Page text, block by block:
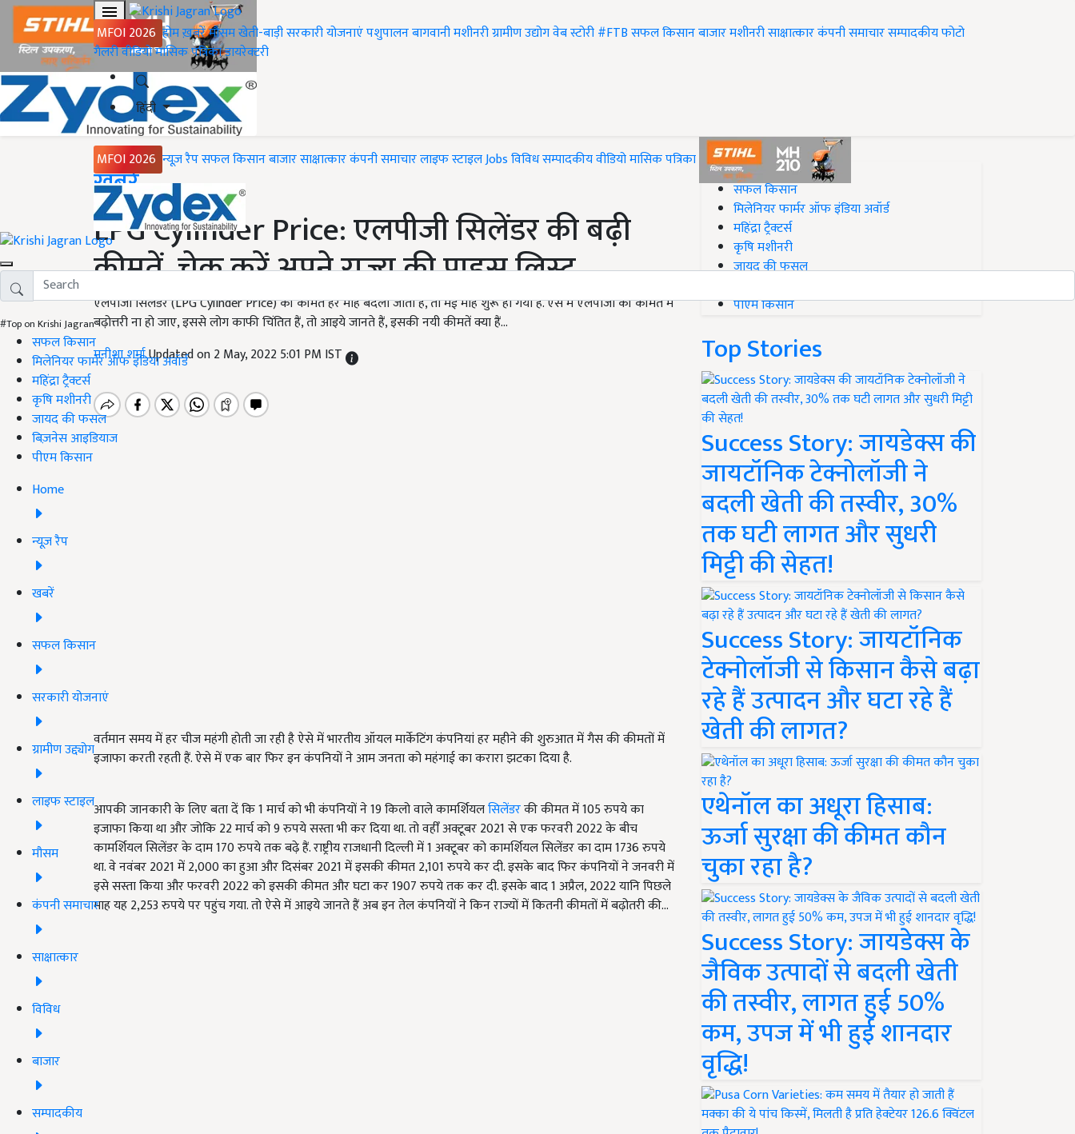
MFOI 2026 होमख़बरेंमौसमखेती-बाड़ीसरकारी योजनाएंपशुपालनबागवानीमशीनरीग्रामीण उद्योगवेब स्टोरी#FTBसफल किसानबाजारमशीनरीसाक्षात्कारकंपनी समाचारसम्पादकीयफोटो
गैलरीवीडियोमासिक पत्रिकाडायरेक्टरी
हिंदी
MFOI 2026 न्यूज़ रैपसफल किसानबाजारसाक्षात्कारकंपनी समाचारलाइफ स्टाइलJobsविविधसम्पादकीयवीडियोमासिक पत्रिका
#Top on Krishi Jagran
सफल किसान
मिलेनियर फार्मर ऑफ इंडिया अवॉर्ड
महिंद्रा ट्रैक्टर्स
कृषि मशीनरी
जायद की फसल
बिज़नेस आइडियाज
पीएम किसान
Home
न्यूज़ रैप
खबरें
सफल किसान
सरकारी योजनाएं
ग्रामीण उद्द्योग
लाइफ स्टाइल
मौसम
कंपनी समाचार
साक्षात्कार
विविध
बाजार
सम्पादकीय
Home
ख़बरें
LPG Cylinder Price: एलपीजी सिलेंडर की बढ़ी
कीमतें, चेक करें अपने राज्य की प्राइस लिस्ट
एलपीजी सिलेंडर (LPG Cylinder Price) की कीमत हर माह बदली जाती है, तो मई माह शुरू हो गया है. ऐसे में एलपीजी की कीमत में
बढ़ोत्तरी ना हो जाए, इससे लोग काफी चिंतित हैं, तो आइये जानते हैं, इसकी नयी कीमतें क्या हैं...
मनीशा शर्माUpdated on 2 May, 2022 5:01 PM IST
वर्तमान समय में हर चीज महंगी होती जा रही है ऐसे में भारतीय ऑयल मार्केटिंग कंपनियां हर महीने की शुरुआत में गैस की कीमतों में
इजाफा करती रहती हैं. ऐसे में एक बार फिर इन कंपनियों ने आम जनता को महंगाई का करारा झटका दिया है.
आपकी जानकारी के लिए बता दें कि 1 मार्च को भी कंपनियों ने 19 किलो वाले कामर्शियलसिलेंडरकी कीमत में 105 रुपये का
इजाफा किया था और जोकि 22 मार्च को 9 रुपये सस्ता भी कर दिया था. तो वहीँ अक्टूबर 2021 से एक फरवरी 2022 के बीच
कामर्शियल सिलेंडर के दाम 170 रुपये तक बढ़े हैं. राष्ट्रीय राजधानी दिल्ली में 1 अक्टूबर को कामर्शियल सिलेंडर का दाम 1736 रुपये
था. वे नवंबर 2021 में 2,000 का हुआ और दिसंबर 2021 में इसकी कीमत 2,101 रुपये कर दी. इसके बाद फिर कंपनियों ने जनवरी में
इसे सस्ता किया और फरवरी 2022 को इसकी कीमत और घटा कर 1907 रुपये तक कर दी. इसके बाद 1 अप्रैल, 2022 यानि पिछले
माह यह 2,253 रुपये पर पहुंच गया. तो ऐसे में आइये जानते हैं अब इन तेल कंपनियों ने किन राज्यों में कितनी कीमतों में बढ़ोतरी की...
#Top on Krishi Jagran
सफल किसान
मिलेनियर फार्मर ऑफ इंडिया अवॉर्ड
महिंद्रा ट्रैक्टर्स
कृषि मशीनरी
जायद की फसल
पीएम किसान
Top Stories
Success Story: जायडेक्स की
जायटॉनिक टेक्नोलॉजी ने
बदली खेती की तस्वीर, 30%
तक घटी लागत और सुधरी
मिट्टी की सेहत!
Success Story: जायटॉनिक
टेक्नोलॉजी से किसान कैसे बढ़ा
रहे हैं उत्पादन और घटा रहे हैं
खेती की लागत?
एथेनॉल का अधूरा हिसाब:
ऊर्जा सुरक्षा की कीमत कौन
चुका रहा है?
Success Story: जायडेक्स के
जैविक उत्पादों से बदली खेती
की तस्वीर, लागत हुई 50%
कम, उपज में भी हुई शानदार
वृद्धि!